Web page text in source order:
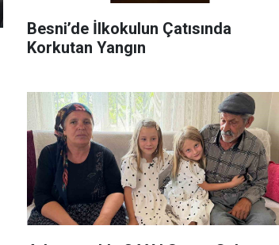
Besni’de İlkokulun Çatısında
Korkutan Yangın